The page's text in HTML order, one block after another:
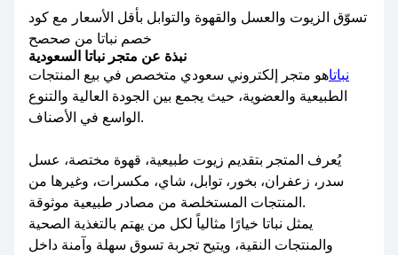
تسوّق الزيوت والعسل والقهوة والتوابل بأقل الأسعار مع كود
خصم نباتا من صحصح
نبذة عن متجر نباتا السعودية
نباتاهو متجر إلكتروني سعودي متخصص في بيع المنتجات
الطبيعية والعضوية، حيث يجمع بين الجودة العالية والتنوع
الواسع في الأصناف.
يُعرف المتجر بتقديم زيوت طبيعية، قهوة مختصة، عسل
سدر، زعفران، بخور، توابل، شاي، مكسرات، وغيرها من
المنتجات المستخلصة من مصادر طبيعية موثوقة.
يمثل نباتا خيارًا مثالياً لكل من يهتم بالتغذية الصحية
والمنتجات النقية، ويتيح تجربة تسوق سهلة وآمنة داخل